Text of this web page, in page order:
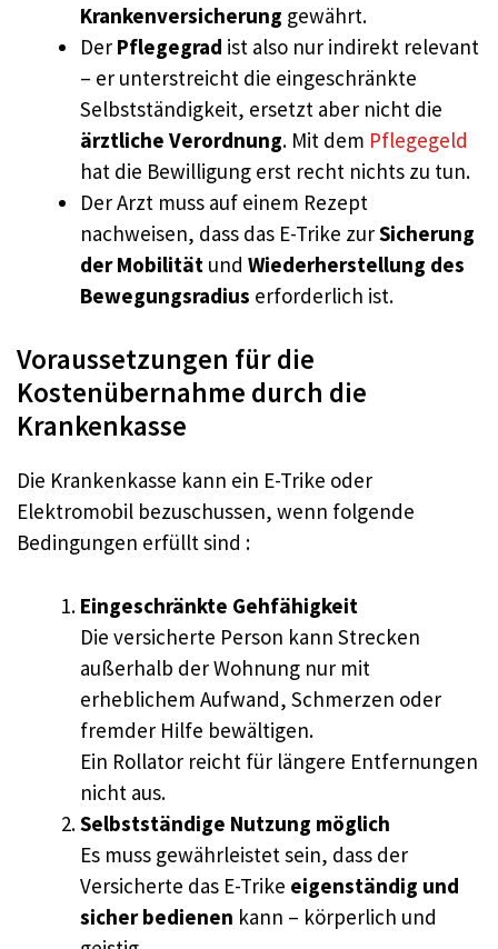
Krankenversicherung gewährt.
Der Pflegegrad ist also nur indirekt relevant
– er unterstreicht die eingeschränkte
Selbstständigkeit, ersetzt aber nicht die
ärztliche Verordnung. Mit dem Pflegegeld
hat die Bewilligung erst recht nichts zu tun.
Der Arzt muss auf einem Rezept
nachweisen, dass das E-Trike zurSicherung
der Mobilität und Wiederherstellung des
Bewegungsradius erforderlich ist.
Voraussetzungen für die
Kostenübernahme durch die
Krankenkasse
Die Krankenkasse kann ein E-Trike oder
Elektromobil bezuschussen, wenn folgende
Bedingungen erfüllt sind :
Eingeschränkte Gehfähigkeit
Die versicherte Person kann Strecken
außerhalb der Wohnung nur mit
erheblichem Aufwand, Schmerzen oder
fremder Hilfe bewältigen.
Ein Rollator reicht für längere Entfernungen
nicht aus.
Selbstständige Nutzung möglich
Es muss gewährleistet sein, dass der
Versicherte das E-Trike eigenständig und
sicher bedienen kann – körperlich und